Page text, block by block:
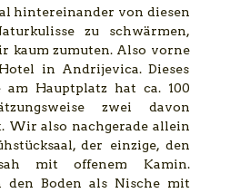
hintereinander von diesen
zu schwärmen,
kaum zumuten. Also vorne
in Andrijevica. Dieses
am Hauptplatz hat ca. 100
zwei davon
Wir also nachgerade allein
der einzige, den
mit offenem Kamin.
den Boden als Nische mit